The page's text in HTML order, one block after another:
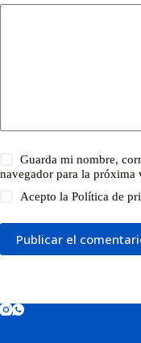
Guarda mi nombre,
navegador para la próxima
Acepto laPolítica de
Publicar el